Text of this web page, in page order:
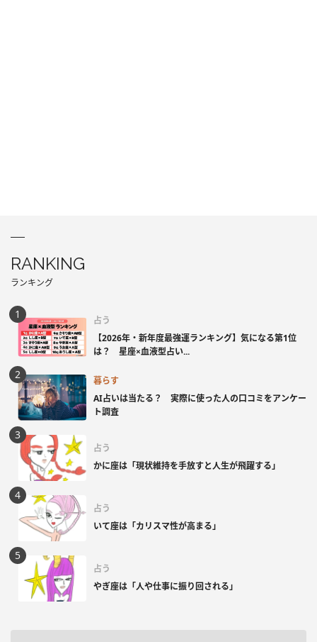
RANKING
ランキング
占う
【2026年・新年度最強運ランキング】気になる第1位
は？ 星座×血液型占い...
暮らす
AI占いは当たる？ 実際に使った人の口コミをアンケー
ト調査
占う
かに座は「現状維持を手放すと人生が飛躍する」
占う
いて座は「カリスマ性が高まる」
占う
やぎ座は「人や仕事に振り回される」